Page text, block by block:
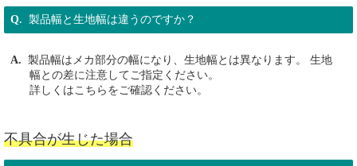
製品幅と生地幅は違うのですか？
製品幅はメカ部分の幅になり、生地幅とは異なります。 生地
幅との差に注意してご指定ください。
詳しくはこちら をご確認ください。
不具合が生じた場合